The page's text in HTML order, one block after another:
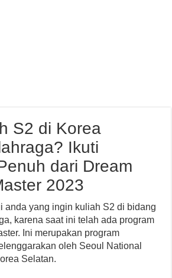
S2 di Korea
Ikuti
dari Dream
2023
anda yang ingin kuliah S2 di bidang
karena saat ini telah ada program
Ini merupakan program
oleh Seoul National
Selatan.